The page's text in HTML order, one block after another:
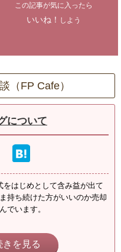
この記事が気に入ったら
いいね！ しよう
（FP Cafe）
について
はじめとして含み益が出て
持ち続けた方がいいのか売却
でいます。
きを見る